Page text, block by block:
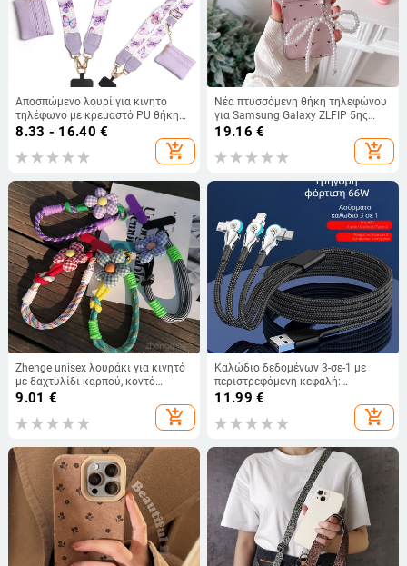
Αποσπώμενο λουρί για κινητό
τηλέφωνο με κρεμαστό PU θήκη
κερμάτων, ιμάντας πολυεστέρα
δυνατότητα εκτύπωσης
8.33 - 16.40 €
add_shopping_cart
Νέα πτυσσόμενη θήκη τηλεφώνου
για Samsung Galaxy ZLFIP 5ης
γενιάς με περιστρεφόμενη άκρη,
σχήμα καρδιάς, κατάλληλη για
ZLFIP 6/4ης γενιάς.
19.16 €
add_shopping_cart
Zhenge unisex λουράκι για κινητό
με δαχτυλίδι καρπού, κοντό
πολυλειτουργικό λουρί, λουλούδι
9.01 €
add_shopping_cart
Καλώδιο δεδομένων 3-σε-1 με
περιστρεφόμενη κεφαλή:
Lightning, Micro USB και USB-C –
Android, Huawei και Vivo, πλεκτό
11.99 €
add_shopping_cart